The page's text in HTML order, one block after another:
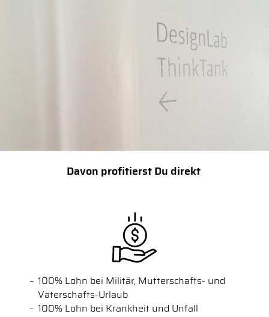
Davon profitierst Du direkt
100% Lohn bei Militär, Mutterschafts- und
Vaterschafts-Urlaub
100% Lohn bei Krankheit und Unfall